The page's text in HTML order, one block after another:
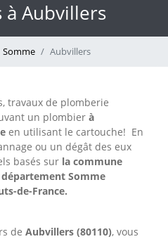
à Aubvillers
Somme Aubvillers
travaux de plomberie
un plombier à
en utilisant le cartouche! En
ou un dégât des eux
basés sur la commune
Somme
de-France.
de Aubvillers (80110), vous